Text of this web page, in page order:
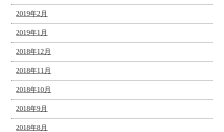
2019年2月
2019年1月
2018年12月
2018年11月
2018年10月
2018年9月
2018年8月